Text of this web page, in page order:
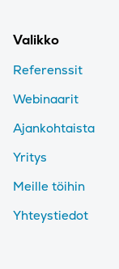
Valikko
Referenssit
Webinaarit
Ajankohtaista
Yritys
Meille töihin
Yhteystiedot